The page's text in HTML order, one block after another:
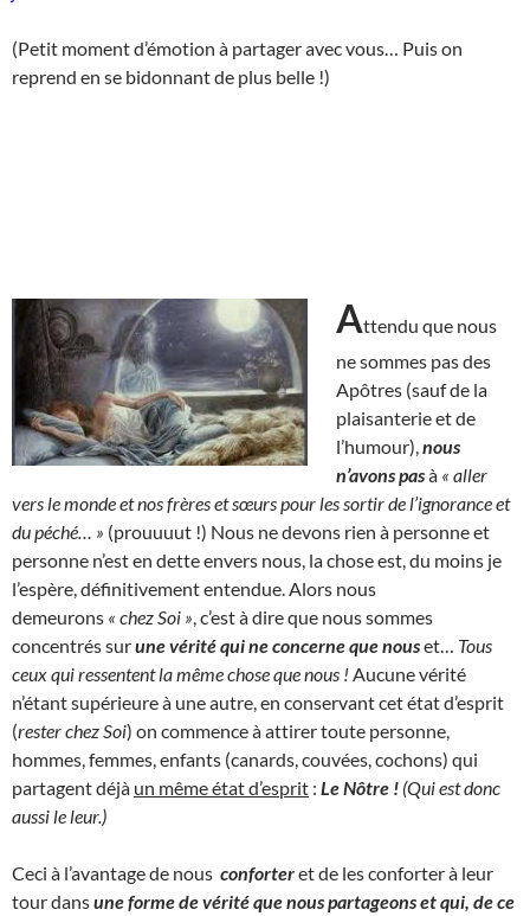
(Petit moment d’émotion à partager avec vous… Puis on
reprend en se bidonnant de plus belle !)
Attendu que nous
ne sommes pas des
Apôtres (sauf de la
plaisanterie et de
l’humour), nous
n’avons pasà « aller
vers le monde et nos frères et sœurs pour les sortir de l’ignorance et
du péché… » (prouuuut !) Nous ne devons rien à personne et
personne n’est en dette envers nous, la chose est, du moins je
l’espère, définitivement entendue. Alors nous
demeurons « chez Soi » , c’est à dire que nous sommes
concentrés surune vérité qui ne concerne que nouset… Tous
ceux qui ressentent la même chose que nous ! Aucune vérité
n’étant supérieure à une autre, en conservant cet état d’esprit
(rester chez Soi) on commence à attirer toute personne,
hommes, femmes, enfants (canards, couvées, cochons) qui
partagent déjà un même état d’esprit : Le Nôtre ! (Qui est donc
aussi le leur.)
Ceci à l’avantage de nous conforteret de les conforter à leur
tour dansune forme de vérité que nous partageons et qui, de ce